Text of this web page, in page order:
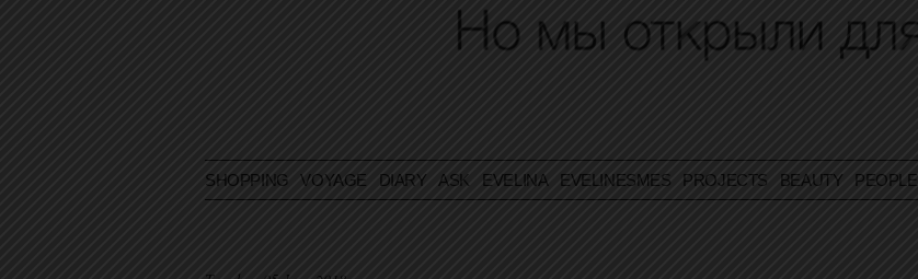
SHOPPING VOYAGE DIARY ASK EVELINA EVELINESMES PROJECTS BEAUTY PEOPLE